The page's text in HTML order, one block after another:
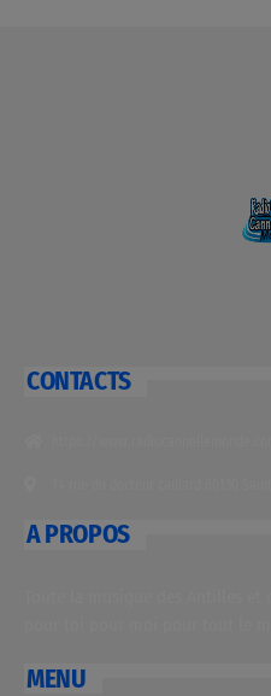
CONTACTS
A PROPOS
MENU